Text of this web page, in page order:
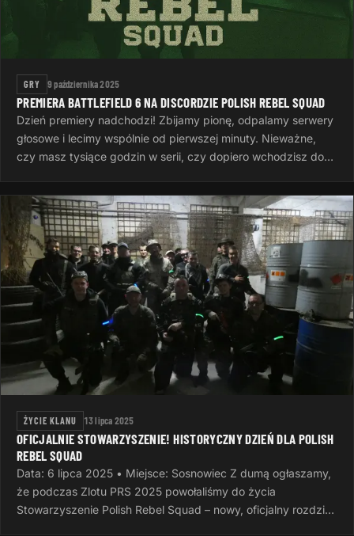
GRY 9 października 2025
PREMIERA BATTLEFIELD 6 NA DISCORDZIE POLISH REBEL SQUAD
Dzień premiery nadchodzi! Zbijamy pionę, odpalamy serwery
głosowe i lecimy wspólnie od pierwszej minuty. Nieważne,
czy masz tysiące godzin w serii, czy dopiero wchodzisz do
ŻYCIE KLANU 13 lipca 2025
OFICJALNIE STOWARZYSZENIE! HISTORYCZNY DZIEŃ DLA POLISH
REBEL SQUAD
Data: 6 lipca 2025 • Miejsce: Sosnowiec Z dumą ogłaszamy,
że podczas Zlotu PRS 2025 powołaliśmy do życia
Stowarzyszenie Polish Rebel Squad – nowy, oficjalny rozdział